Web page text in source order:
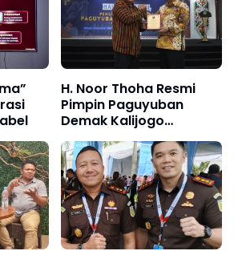
H. Noor Thoha Resmi
Pimpin Paguyuban
Demak Kalijogo
Balikpapan Periode
2025–2029